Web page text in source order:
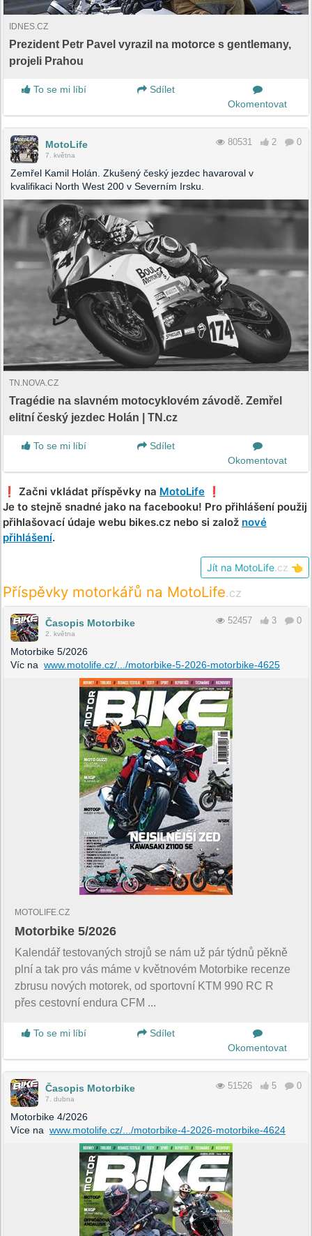
IDNES.CZ
Prezident Petr Pavel vyrazil na motorce s gentlemany,
projeli Prahou
To se mi líbí
Sdílet
Okomentovat
MotoLife
7. května
80531 2 0
Zemřel Kamil Holán. Zkušený český jezdec havaroval v
kvalifikaci North West 200 v Severním Irsku.
TN.NOVA.CZ
Tragédie na slavném motocyklovém závodě. Zemřel
elitní český jezdec Holán | TN.cz
To se mi líbí
Sdílet
Okomentovat
❗️ Začni vkládat příspěvky na MotoLife ❗️
Je to stejně snadné jako na facebooku! Pro přihlášení použij
přihlašovací údaje webu bikes.cz nebo si založ nové
přihlášení.
Jít na MotoLife .cz 👈
Příspěvky motorkářů na MotoLife.cz
Časopis Motorbike
2. května
52457 3 0
Motorbike 5/2026
Víc na www.motolife.cz/.../motorbike-5-2026-motorbike-4625
MOTOLIFE.CZ
Motorbike 5/2026
Kalendář testovaných strojů se nám už pár týdnů pěkně
plní a tak pro vás máme v květnovém Motorbike recenze
zbrusu nových motorek, od sportovní KTM 990 RC R
přes cestovní endura CFM ...
To se mi líbí
Sdílet
Okomentovat
Časopis Motorbike
7. dubna
51526 5 0
Motorbike 4/2026
Více na www.motolife.cz/.../motorbike-4-2026-motorbike-4624